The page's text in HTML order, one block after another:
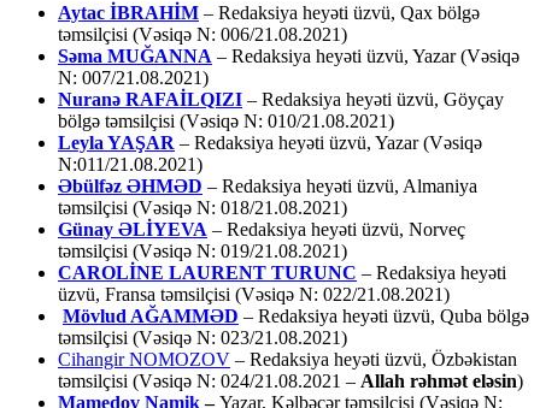
Aytac İBRAHİM – Redaksiya heyəti üzvü, Qax bölgə
təmsilçisi (Vəsiqə N: 006/21.08.2021)
Səma MUĞANNA – Redaksiya heyəti üzvü, Yazar (Vəsiqə
N: 007/21.08.2021)
Nuranə RAFAİLQIZI – Redaksiya heyəti üzvü, Göyçay
bölgə təmsilçisi (Vəsiqə N: 010/21.08.2021)
Leyla YAŞAR – Redaksiya heyəti üzvü, Yazar (Vəsiqə
N:011/21.08.2021)
Əbülfəz ƏHMƏD – Redaksiya heyəti üzvü, Almaniya
təmsilçisi (Vəsiqə N: 018/21.08.2021)
Günay ƏLİYEVA – Redaksiya heyəti üzvü, Norveç
təmsilçisi (Vəsiqə N: 019/21.08.2021)
CAROLİNE LAURENT TURUNC – Redaksiya heyəti
üzvü, Fransa təmsilçisi (Vəsiqə N: 022/21.08.2021)
Mövlud AĞAMMƏD – Redaksiya heyəti üzvü, Quba bölgə
təmsilçisi (Vəsiqə N: 023/21.08.2021)
Cihangir NOMOZOV – Redaksiya heyəti üzvü, Özbəkistan
təmsilçisi (Vəsiqə N: 024/21.08.2021 – Allah rəhmət eləsin)
Mamedov Namik–Yazar, Kəlbəcər təmsilçisi (Vəsiqə N: